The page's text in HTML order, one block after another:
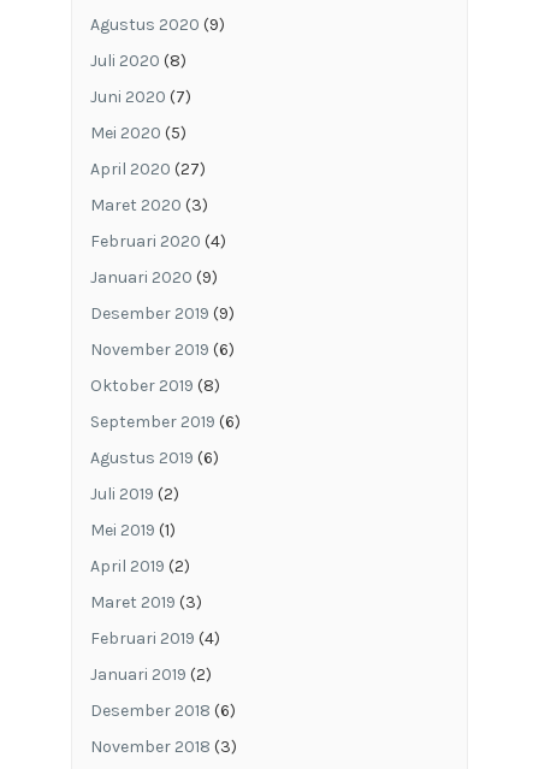
Agustus 2020 (9)
Juli 2020 (8)
Juni 2020 (7)
Mei 2020 (5)
April 2020 (27)
Maret 2020 (3)
Februari 2020 (4)
Januari 2020 (9)
Desember 2019 (9)
November 2019 (6)
Oktober 2019 (8)
September 2019 (6)
Agustus 2019 (6)
Juli 2019 (2)
Mei 2019 (1)
April 2019 (2)
Maret 2019 (3)
Februari 2019 (4)
Januari 2019 (2)
Desember 2018 (6)
November 2018 (3)